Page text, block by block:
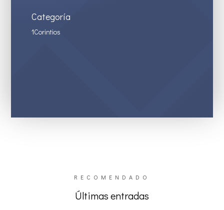
Categoría
1Corintios
RECOMENDADO
Últimas entradas